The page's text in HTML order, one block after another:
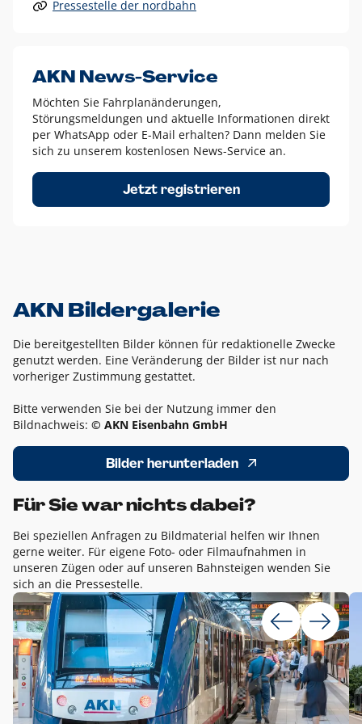
Alle anderen Logo-Varianten dürfen nur in Ausnahmefällen
Diese Ausnahmen sind zum Beispiel:
dem AKN Blau,
weißes Logo auf Fotohintergründen,
schwarzes Logo für reine Schwarz-Weiß-Umsetzungen
Um das Logo herum muss ein Schutzraum von jeweils einer
Höhe bzw. Breite des N aus AKN in alle Richtungen
Pressestelle der nordbahn
AKN News-Service
Möchten Sie Fahrplanänderungen,
Störungsmeldungen und aktuelle Informationen direkt
per WhatsApp oder E-Mail erhalten? Dann melden Sie
sich zu unserem kostenlosen News-Service an.
Jetzt registrieren
AKN Bildergalerie
Die bereitgestellten Bilder können für redaktionelle Zwecke
genutzt werden. Eine Veränderung der Bilder ist nur nach
vorheriger Zustimmung gestattet.
Bitte verwenden Sie bei der Nutzung immer den
Bildnachweis: © AKN Eisenbahn GmbH
Bilder herunterladen
Für Sie war nichts dabei?
Bei speziellen Anfragen zu Bildmaterial helfen wir Ihnen
gerne weiter. Für eigene Foto- oder Filmaufnahmen in
unseren Zügen oder auf unseren Bahnsteigen wenden Sie
sich an die Pressestelle.